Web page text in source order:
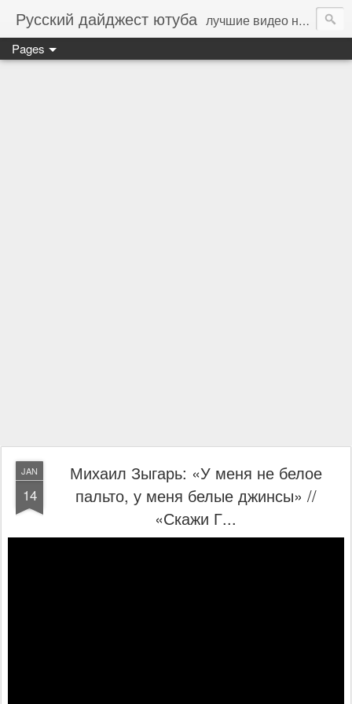
Русский дайджест ютуба лучшие видео на русском языке - стань соавтором (пиши на whotor@ya.ru)
Pages
JAN
14
Михаил Зыгарь: «У меня не белое
пальто, у меня белые джинсы» //
«Скажи Г...